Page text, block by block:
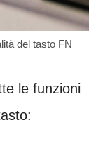
del tasto FN
le funzioni